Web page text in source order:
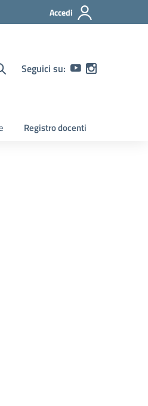
Accedi
Seguici su:
Registro docenti